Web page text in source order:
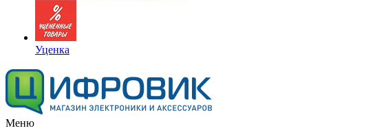
Уценка
Меню